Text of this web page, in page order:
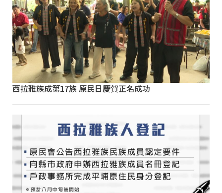
西拉雅族成第17族 原民日慶賀正名成功